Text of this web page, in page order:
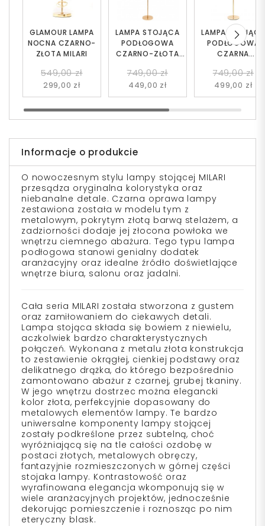
LAMPA STOJĄCA
PODŁOGOWA
CZARNA
749,00 zł
499,00 zł
GLAMOUR LAMPA
NOCNA CZARNO-
ZŁOTA MILARI
549,00 zł
299,00 zł
LAMPA STOJĄCA
PODŁOGOWA
CZARNO-ZŁOTA
749,00 zł
449,00 zł
Informacje o produkcie
O nowoczesnym stylu lampy stojącej MILARI
przesądza oryginalna kolorystyka oraz
niebanalne detale. Czarna oprawa lampy
zestawiona została w modelu tym z
metalowym, pokrytym złotą barwą stelażem, a
zadziorności dodaje jej złocona powłoka we
wnętrzu ciemnego abażura. Tego typu lampa
podłogowa stanowi genialny dodatek
aranżacyjny oraz idealne źródło doświetlające
wnętrze biura, salonu oraz jadalni.
Cała seria MILARI została stworzona z gustem
oraz zamiłowaniem do ciekawych detali.
Lampa stojąca składa się bowiem z niewielu,
aczkolwiek bardzo charakterystycznych
połączeń. Wykonana z metalu złota konstrukcja
to zestawienie okrągłej, cienkiej podstawy oraz
delikatnego drążka, do którego bezpośrednio
zamontowano abażur z czarnej, grubej tkaniny.
W jego wnętrzu dostrzec można elegancki
kolor złota, perfekcyjnie dopasowany do
metalowych elementów lampy. Te bardzo
uniwersalne komponenty lampy stojącej
zostały podkreślone przez subtelną, choć
wyróżniającą się na tle całości ozdobę w
postaci złotych, metalowych obręczy,
fantazyjnie rozmieszczonych w górnej części
stojaka lampy. Kontrastowość oraz
wyrafinowana elegancja wkomponują się w
wiele aranżacyjnych projektów, jednocześnie
dekorując pomieszczenie i roznosząc po nim
eteryczny blask.